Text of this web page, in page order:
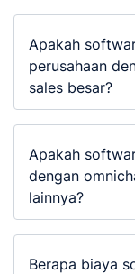
Apakah
perusahaan
sales besar?
Apakah
dengan
lainnya?
Berapa biaya